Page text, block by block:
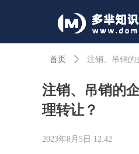
注销、吊销的
理转让？
首页 ꄲ 注销、吊销的
2023年8月5日 12:42